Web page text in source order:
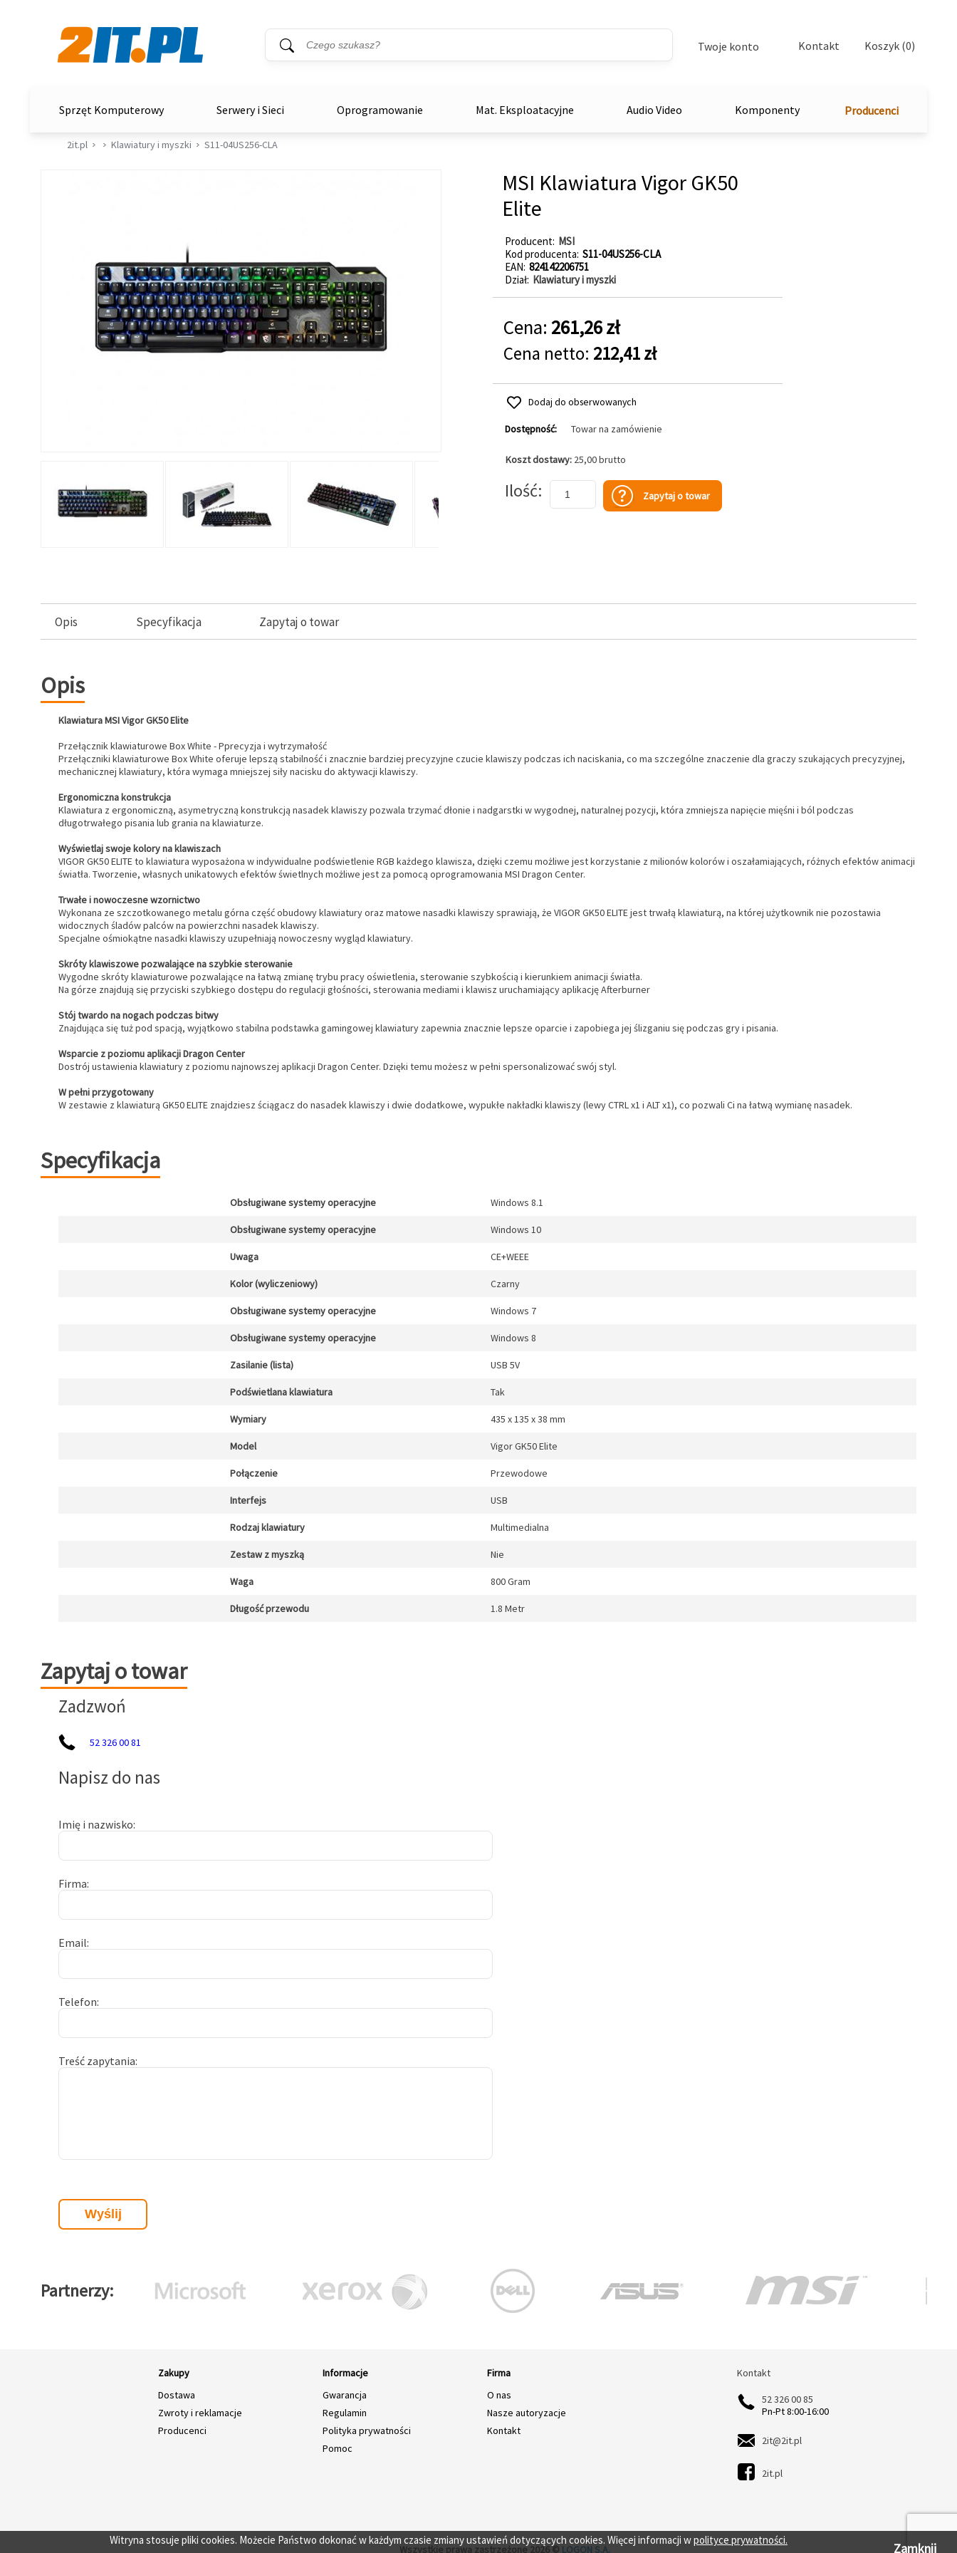
Wyszukiwarka
Słowo kluczowe
Twoje konto Kontakt Koszyk (0)
Sprzęt Komputerowy Serwery i Sieci Oprogramowanie Mat. Eksploatacyjne Audio Video Komponenty Producenci
2it.pl Klawiatury i myszki S11-04US256-CLA
MSI Klawiatura Vigor GK50
Elite
Producent MSI
Kod producenta S11-04US256-CLA
EAN 824142206751
Dział Klawiatury i myszki
Cena: 261,26 zł
Cena netto: 212,41 zł
Dodaj do obserwowanych
Dostępność: Towar na zamówienie
Koszt dostawy: 25,00 brutto
Ilość Zapytaj o towar
Opis Specyfikacja Zapytaj o towar
Opis
Klawiatura MSI Vigor GK50 Elite
Przełącznik klawiaturowe Box White - Pprecyzja i wytrzymałość
Przełączniki klawiaturowe Box White oferuje lepszą stabilność i znacznie bardziej precyzyjne czucie klawiszy podczas ich naciskania, co ma szczególne znaczenie dla graczy szukających precyzyjnej,
mechanicznej klawiatury, która wymaga mniejszej siły nacisku do aktywacji klawiszy.
Ergonomiczna konstrukcja
Klawiatura z ergonomiczną, asymetryczną konstrukcją nasadek klawiszy pozwala trzymać dłonie i nadgarstki w wygodnej, naturalnej pozycji, która zmniejsza napięcie mięśni i ból podczas
długotrwałego pisania lub grania na klawiaturze.
Wyświetlaj swoje kolory na klawiszach
VIGOR GK50 ELITE to klawiatura wyposażona w indywidualne podświetlenie RGB każdego klawisza, dzięki czemu możliwe jest korzystanie z milionów kolorów i oszałamiających, różnych efektów animacji
światła. Tworzenie, własnych unikatowych efektów świetlnych możliwe jest za pomocą oprogramowania MSI Dragon Center.
Trwałe i nowoczesne wzornictwo
Wykonana ze szczotkowanego metalu górna część obudowy klawiatury oraz matowe nasadki klawiszy sprawiają, że VIGOR GK50 ELITE jest trwałą klawiaturą, na której użytkownik nie pozostawia
widocznych śladów palców na powierzchni nasadek klawiszy.
Specjalne ośmiokątne nasadki klawiszy uzupełniają nowoczesny wygląd klawiatury.
Skróty klawiszowe pozwalające na szybkie sterowanie
Wygodne skróty klawiaturowe pozwalające na łatwą zmianę trybu pracy oświetlenia, sterowanie szybkością i kierunkiem animacji światła.
Na górze znajdują się przyciski szybkiego dostępu do regulacji głośności, sterowania mediami i klawisz uruchamiający aplikację Afterburner
Stój twardo na nogach podczas bitwy
Znajdująca się tuż pod spacją, wyjątkowo stabilna podstawka gamingowej klawiatury zapewnia znacznie lepsze oparcie i zapobiega jej ślizganiu się podczas gry i pisania.
Wsparcie z poziomu aplikacji Dragon Center
Dostrój ustawienia klawiatury z poziomu najnowszej aplikacji Dragon Center. Dzięki temu możesz w pełni spersonalizować swój styl.
W pełni przygotowany
W zestawie z klawiaturą GK50 ELITE znajdziesz ściągacz do nasadek klawiszy i dwie dodatkowe, wypukłe nakładki klawiszy (lewy CTRL x1 i ALT x1), co pozwali Ci na łatwą wymianę nasadek.
Specyfikacja
Obsługiwane systemy operacyjne Windows 8.1
Obsługiwane systemy operacyjne Windows 10
Uwaga CE+WEEE
Kolor (wyliczeniowy) Czarny
Obsługiwane systemy operacyjne Windows 7
Obsługiwane systemy operacyjne Windows 8
Zasilanie (lista) USB 5V
Podświetlana klawiatura Tak
Wymiary 435 x 135 x 38 mm
Model Vigor GK50 Elite
Połączenie Przewodowe
Interfejs USB
Rodzaj klawiatury Multimedialna
Zestaw z myszką Nie
Waga 800 Gram
Długość przewodu 1.8 Metr
Zapytaj o towar
Zapytaj o towar
Zadzwoń
52 326 00 81
Napisz do nas
Imię i nazwisko
Firma
Email
Telefon
Treść zapytania
Partnerzy
Zakupy
Dostawa
Zwroty i reklamacje
Producenci
Informacje
Gwarancja
Regulamin
Polityka prywatności
Pomoc
Firma
O nas
Nasze autoryzacje
Kontakt
Kontakt
Kontakt
52 326 00 85
Pn-Pt 8:00-16:00
2it@2it.pl
2it.pl
Wszystkie prawa zastrzeżone 2026 © LOGON S.A.
Witryna stosuje pliki cookies. Możecie Państwo dokonać w każdym czasie zmiany ustawień dotyczących cookies. Więcej informacji wpolityce prywatności.
Zamknij